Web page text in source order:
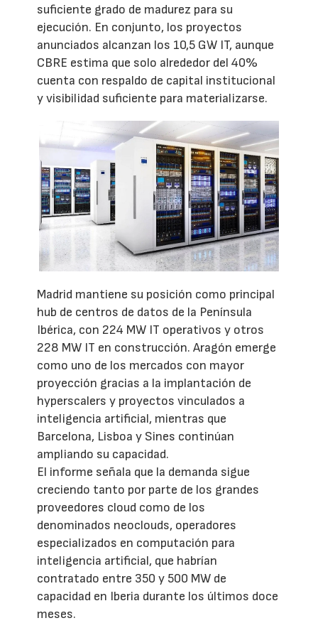
suficiente grado de madurez para su
ejecución. En conjunto, los proyectos
anunciados alcanzan los 10,5 GW IT, aunque
CBRE estima que solo alrededor del 40%
cuenta con respaldo de capital institucional
y visibilidad suficiente para materializarse.
Madrid mantiene su posición como principal
hub de centros de datos de la Península
Ibérica, con 224 MW IT operativos y otros
228 MW IT en construcción. Aragón emerge
como uno de los mercados con mayor
proyección gracias a la implantación de
hyperscalers y proyectos vinculados a
inteligencia artificial, mientras que
Barcelona, Lisboa y Sines continúan
ampliando su capacidad.
El informe señala que la demanda sigue
creciendo tanto por parte de los grandes
proveedores cloud como de los
denominados neoclouds, operadores
especializados en computación para
inteligencia artificial, que habrían
contratado entre 350 y 500 MW de
capacidad en Iberia durante los últimos doce
meses.